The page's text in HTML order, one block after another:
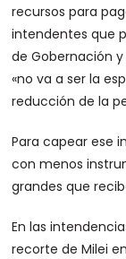
recursos para
intendentes que
de Gobernación
«no va a ser la
reducción de la
Para capear ese
con menos
grandes que
En las
recorte de Milei